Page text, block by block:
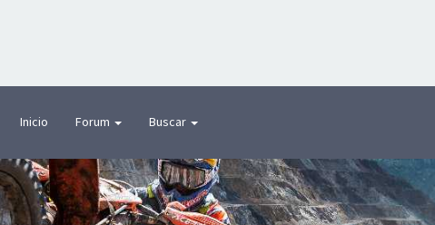
Inicio Forum Buscar